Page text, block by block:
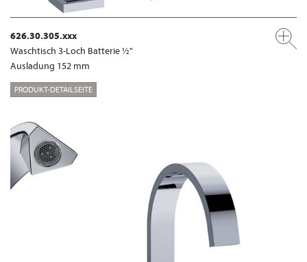
626.30.305.xxx
Waschtisch 3-Loch Batterie ½"
Ausladung 152 mm
PRODUKT-DETAILSEITE